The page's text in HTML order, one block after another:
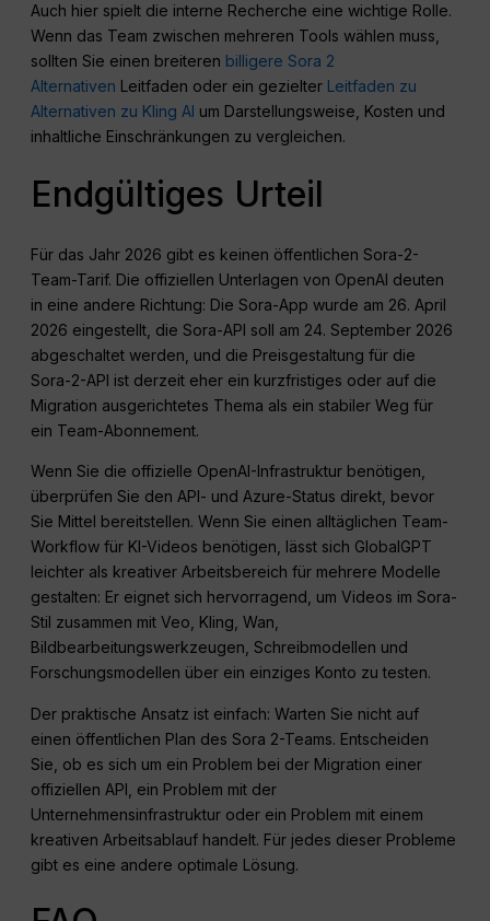
Auch hier spielt die interne Recherche eine wichtige Rolle.
Wenn das Team zwischen mehreren Tools wählen muss,
sollten Sie einen breiteren billigere Sora 2
Alternativen Leitfaden oder ein gezielter Leitfaden zu
Alternativen zu Kling AI um Darstellungsweise, Kosten und
inhaltliche Einschränkungen zu vergleichen.
Endgültiges Urteil
Für das Jahr 2026 gibt es keinen öffentlichen Sora-2-
Team-Tarif. Die offiziellen Unterlagen von OpenAI deuten
in eine andere Richtung: Die Sora-App wurde am 26. April
2026 eingestellt, die Sora-API soll am 24. September 2026
abgeschaltet werden, und die Preisgestaltung für die
Sora-2-API ist derzeit eher ein kurzfristiges oder auf die
Migration ausgerichtetes Thema als ein stabiler Weg für
ein Team-Abonnement.
Wenn Sie die offizielle OpenAI-Infrastruktur benötigen,
überprüfen Sie den API- und Azure-Status direkt, bevor
Sie Mittel bereitstellen. Wenn Sie einen alltäglichen Team-
Workflow für KI-Videos benötigen, lässt sich GlobalGPT
leichter als kreativer Arbeitsbereich für mehrere Modelle
gestalten: Er eignet sich hervorragend, um Videos im Sora-
Stil zusammen mit Veo, Kling, Wan,
Bildbearbeitungswerkzeugen, Schreibmodellen und
Forschungsmodellen über ein einziges Konto zu testen.
Der praktische Ansatz ist einfach: Warten Sie nicht auf
einen öffentlichen Plan des Sora 2-Teams. Entscheiden
Sie, ob es sich um ein Problem bei der Migration einer
offiziellen API, ein Problem mit der
Unternehmensinfrastruktur oder ein Problem mit einem
kreativen Arbeitsablauf handelt. Für jedes dieser Probleme
gibt es eine andere optimale Lösung.